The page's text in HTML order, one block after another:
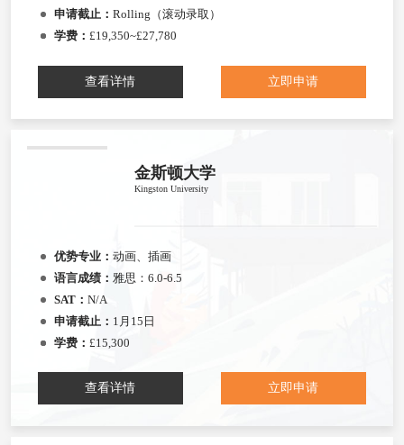
申请截止： Rolling（滚动录取）
学费： £19,350~£27,780
查看详情 立即申请
金斯顿大学
Kingston University
优势专业： 动画、插画
语言成绩： 雅思：6.0-6.5
SAT： N/A
申请截止： 1月15日
学费： £15,300
查看详情 立即申请